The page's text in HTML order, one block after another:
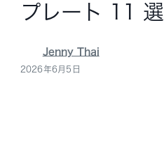
プレート 11 選
Jenny Thai
2026年6月5日